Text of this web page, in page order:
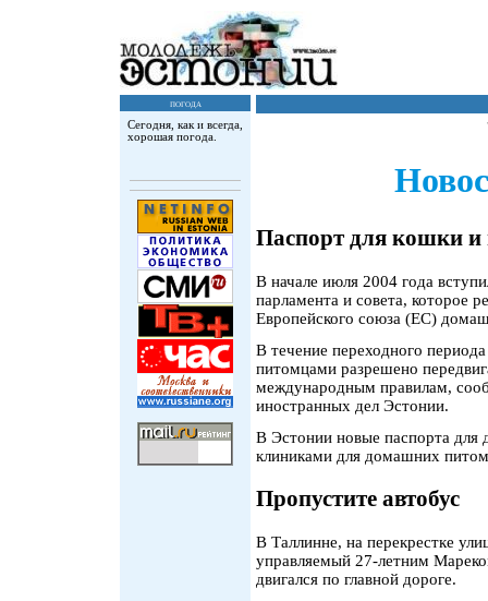
погода
Сегодня, как и всегда,
хорошая погода.
Паспорт для кошки
В начале июля 2004 года
парламента и совета, которое
Европейского cоюза (ЕС)
В течение переходного
питомцами разрешено
международным правилам,
иностранных дел Эстонии.
В Эстонии новые паспорта
клиниками для домашних
Пропустите автобус
В Таллинне, на перекрестке
управляемый 27-летним
двигался по главной дороге.